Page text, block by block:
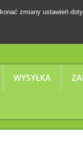
WYSYŁKA
zmiany ustawień